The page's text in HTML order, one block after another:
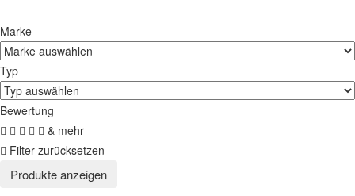
Marke
Typ
Bewertung
& mehr
Filter zurücksetzen